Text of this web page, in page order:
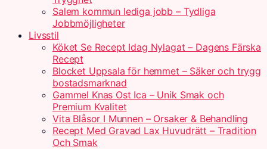
Salem kommun lediga jobb – Tydliga
Jobbmöjligheter
Livsstil
Köket Se Recept Idag Nylagat – Dagens Färska
Recept
Blocket Uppsala för hemmet – Säker och trygg
bostadsmarknad
Gammel Knas Ost Ica – Unik Smak och
Premium Kvalitet
Vita Blåsor I Munnen – Orsaker & Behandling
Recept Med Gravad Lax Huvudrätt – Tradition
Och Smak